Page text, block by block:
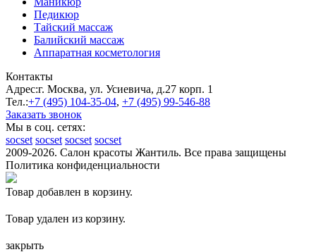
Педикюр
Тайский массаж
Балийский массаж
Аппаратная косметология
Контакты
Адрес:г. Москва, ул. Усиевича, д.27 корп. 1
Тел.:+7 (495) 104-35-04, +7 (495) 99-546-88
Заказать звонок
Мы в соц. сетях:
socset socset socset socset
2009-2026. Салон красоты Жантиль. Все права защищены
Политика конфиденциальности
Товар добавлен в корзину.
Товар удален из корзину.
закрыть